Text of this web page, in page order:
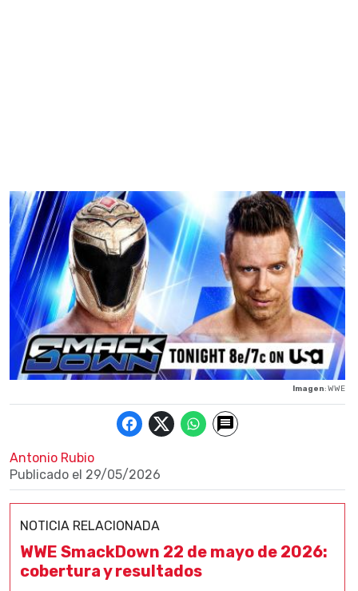
Imagen: WWE
Antonio Rubio
Publicado el 29/05/2026
NOTICIA RELACIONADA
WWE SmackDown 22 de mayo de 2026:
cobertura y resultados